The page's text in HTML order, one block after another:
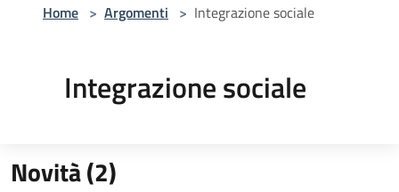
Home > Argomenti > Integrazione sociale
Integrazione sociale
Novità (2)